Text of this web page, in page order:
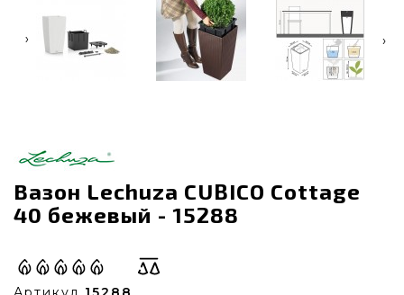
‹ ›
Вазон Lechuza CUBICO Cottage
40 бежевый - 15288